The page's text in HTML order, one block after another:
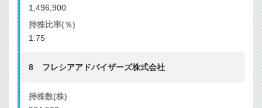
1,496,900
1.75
フレシアアドバイザーズ株式会社